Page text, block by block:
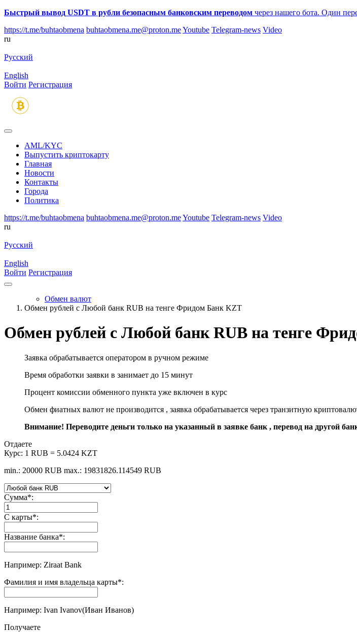
Быстрый вывод USDT в рубли безопасным банковским переводом через нашего бота. Один
https://t.me/buhtaobmena buhtaobmena.me@proton.meYoutube Telegram-news Video
ru
Русский
English
Войти Регистрация
AML/KYC
Выпустить криптокарту
Главная
Новости
Контакты
Города
Политика
https://t.me/buhtaobmena buhtaobmena.me@proton.meYoutube Telegram-news Video
ru
Русский
English
Войти Регистрация
Обмен валют
Обмен рублей с Любой банк RUB на тенге Фридом Банк KZT
Обмен рублей с Любой банк RUB на тенге
Заявка обрабатывается оператором в ручном режиме
Время обработки заявки в занимает до 15 минут
Процент комиссии обменного пункта уже включен в курс
Обмен фиатных валют не производится , заявка обрабатывается через транзитную
Внимание! Переводите деньги только на указанный в заявке банк , перевод на другой
Отдаете
Курс: 1 RUB = 5.0424 KZT
min.: 20000 RUB max.: 19831826.114549 RUB
Сумма*:
С карты*:
Название банка*:
Например: Ziraat Bank
Фамилия и имя владельца карты*:
Например: Ivan Ivanov(Иван Иванов)
Получаете